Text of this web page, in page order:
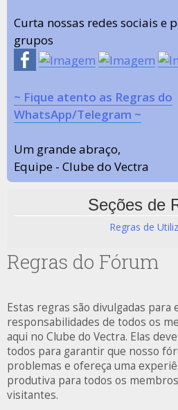
Curta nossas redes sociais e
grupos
~ Fique atento as Regras do
WhatsApp/Telegram ~
Um grande abraço,
Equipe - Clube do Vectra
Seções de
Regras de
Regras do Fórum
Estas regras são divulgadas para
responsabilidades de todos os
aqui no Clube do Vectra. Elas
todos para garantir que nosso
problemas e ofereça uma
produtiva para todos os
visitantes.